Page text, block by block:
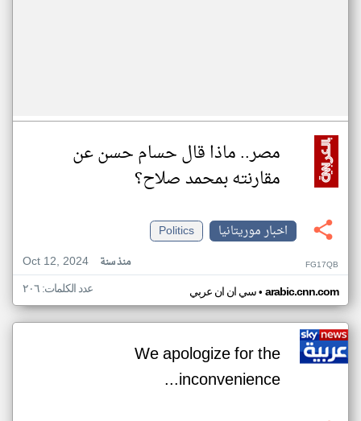
مصر.. ماذا قال حسام حسن عن
مقارنته بمحمد صلاح؟
اخبار موريتانيا
Politics
Oct 12, 2024
منذ سنة FG17QB
سي ان ان عربي• arabic.cnn.com عدد الكلمات: ٢٠٦
We apologize for the
inconvenience...